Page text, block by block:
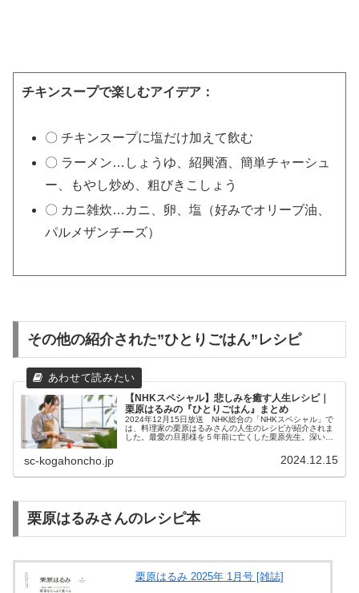
チキンスープで楽しむアイデア：
〇 チキンスープに塩だけ加えて飲む
〇 ラーメン…しょうゆ、紹興酒、簡単チャーシュ
ー、もやし炒め、粗びきこしょう
〇 カニ雑炊…カニ、卵、塩（好みでオリーブ油、
パルメザンチーズ）
その他の紹介された”ひとりごはん”レシピ
【NHKスペシャル】悲しみを癒す人生レシピ｜
栗原はるみの『ひとりごはん』まとめ
2024年12月15日放送 NHK総合の「NHKスペシャル」で
は、料理家の栗原はるみさんの人生のレシピが紹介されま
した。最愛の旦那様を５年前に亡くした栗原先生。深い喪
sc-kogahoncho.jp 2024.12.15
栗原はるみさんのレシピ本
栗原はるみ 2025年 1月号 [雑誌]